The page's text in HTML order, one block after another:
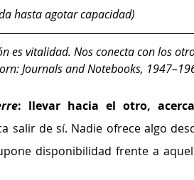
hasta agotar capacidad)
es vitalidad. Nos conecta con los
Journals and Notebooks,
: llevar hacia el otro,
salir de sí. Nadie ofrece algo
disponibilidad frente a